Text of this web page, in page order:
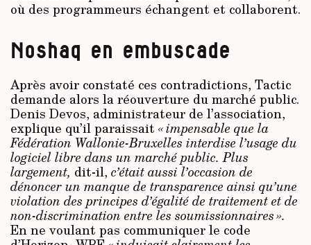
où des programmeurs échangent et collaborent.
Noshaq en embuscade
Après avoir constaté ces contradictions, Tactic
demande alors la réouverture du marché public.
Denis Devos, administrateur de l’association,
explique qu’il paraissait « impensable que la
Fédération Wallonie-Bruxelles interdise l’usage du
logiciel libre dans un marché public. Plus
largement, dit-il, c’était aussi l’occasion de
dénoncer un manque de transparence ainsi qu’une
violation des principes d’égalité de traitement et de
non-discrimination entre les soumissionnaires ».
En ne voulant pas communiquer le code